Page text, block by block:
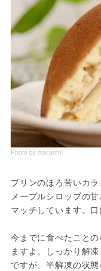
Photo by macaroni
プリンのほろ苦いカ
メープルシロップの
マッチしています。
今までに食べたこと
ますよ。しっかり解
ですが、半解凍の状